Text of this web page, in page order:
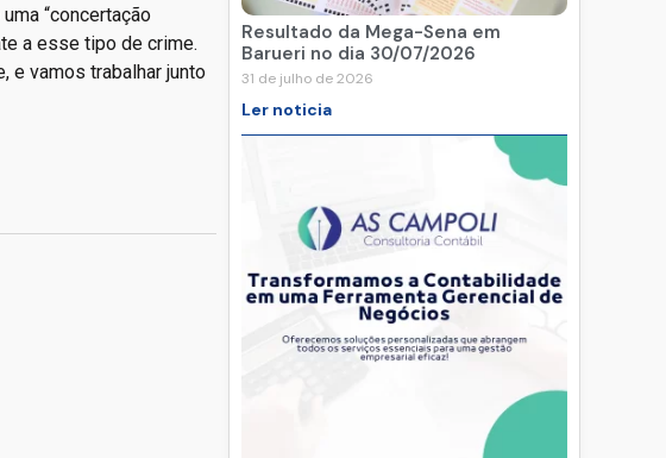
“concertação
a esse tipo de crime.
e vamos trabalhar junto
Resultado da Mega-Sena em
Barueri no dia 30/07/2026
31 de julho de 2026
Ler noticia